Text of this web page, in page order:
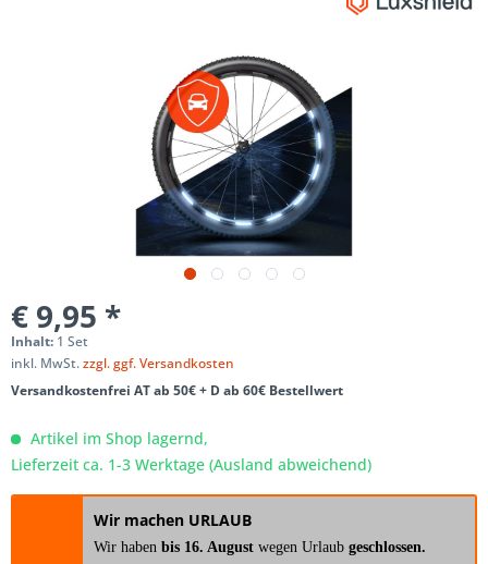
€ 9,95 *
Inhalt: 1 Set
inkl. MwSt.zzgl. ggf. Versandkosten
Versandkostenfrei AT ab 50€ + D ab 60€ Bestellwert
Artikel im Shop lagernd,
Lieferzeit ca. 1-3 Werktage (Ausland abweichend)
Wir machen URLAUB
Wir haben bis 16. August wegen Urlaub geschlossen.